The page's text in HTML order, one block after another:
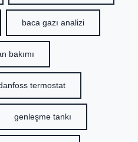
baca gazı analizi
bakımı
termostat
genleşme tankı